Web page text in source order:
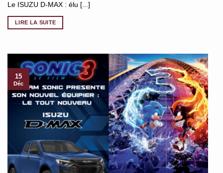
Le ISUZU D-MAX : élu [...]
LIRE LA SUITE
15
Déc